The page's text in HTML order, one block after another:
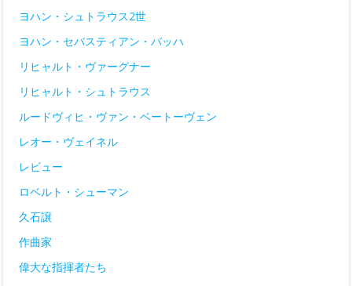
ヨハン・シュトラウス2世
ヨハン・セバスティアン・バッハ
リヒャルト・ヴァーグナー
リヒャルト・シュトラウス
ルードヴィヒ・ヴァン・ベートーヴェン
レオー・ヴェイネル
レビュー
ロベルト・シューマン
久石譲
作曲家
偉大な指揮者たち